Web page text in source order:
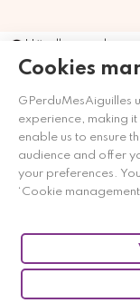
Cookies
GPerduMesAiguilles
experience, making
enable us to ensure
audience and offer
your preferences.
‘Cookie
Bewertungen,